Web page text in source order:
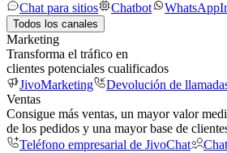
Chat para sitios
Chatbot WhatsApp
Todos los canales
Marketing
Transforma el tráfico en
clientes potenciales cualificados
JivoMarketing
Devolución de
Ventas
Consigue más ventas, un mayor valor
de los pedidos y una mayor base de
Teléfono empresarial de JivoChat